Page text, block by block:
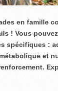
en famille
! Vous
spécifiques :
et